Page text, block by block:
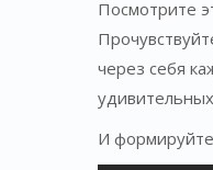
Посмотрите
через себя
И